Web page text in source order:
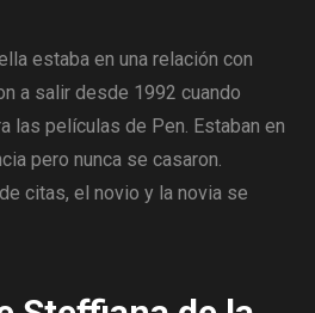
estaba en una relación con
a salir desde 1992 cuando
las películas de Pen. Estaban en
pero nunca se casaron.
citas, el novio y la novia se